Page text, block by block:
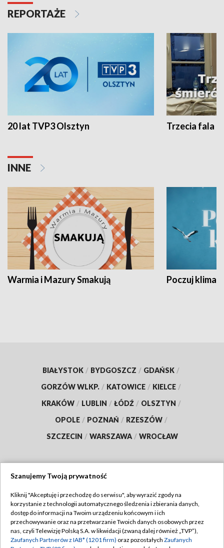
REPORTAŻE
20 lat TVP3 Olsztyn Trzecia fala -
INNE
Warmia i Mazury Smakują Poczuj klimat
BIAŁYSTOK / BYDGOSZCZ / GDAŃSK /
GORZÓW WLKP. / KATOWICE / KIELCE /
KRAKÓW / LUBLIN / ŁÓDŹ / OLSZTYN /
OPOLE / POZNAŃ / RZESZÓW /
SZCZECIN / WARSZAWA / WROCŁAW
TVP
Abonament TVP
Emisja w TVP
Regulamin TVP
Polityka prywatności
Szanujemy Twoją prywatność
Kliknij "Akceptuję i przechodzę do serwisu", aby wyrazić zgody na
korzystanie z technologii automatycznego śledzenia i zbierania danych,
dostęp do informacji na Twoim urządzeniu końcowym i ich
przechowywanie oraz na przetwarzanie Twoich danych osobowych przez
nas, czyli Telewizję Polską S.A. w likwidacji (zwaną dalej również „TVP”),
Zaufanych Partnerów z IAB* (1201 firm) oraz pozostałych Zaufanych